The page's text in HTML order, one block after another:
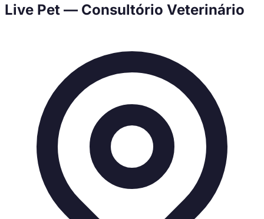
Live Pet — Consultório Veterinário